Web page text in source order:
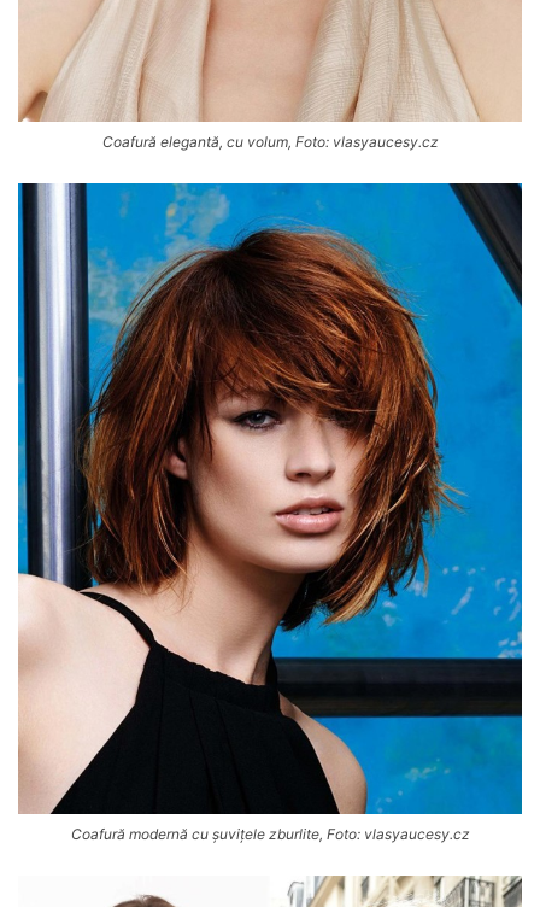
Coafură elegantă, cu volum, Foto: vlasyaucesy.cz
Coafură modernă cu șuvițele zburlite, Foto: vlasyaucesy.cz